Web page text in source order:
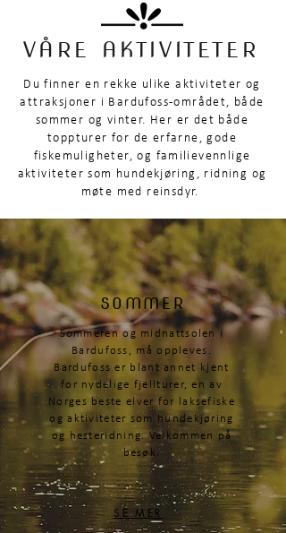
VÅRE AKTIVITETER
Du finner en rekke ulike aktiviteter og
attraksjoner i Bardufoss-området, både
sommer og vinter. Her er det både
toppturer for de erfarne, gode
fiskemuligheter, og familievennlige
aktiviteter som hundekjøring, ridning og
møte med reinsdyr.
SOMMER
SE MER
Sommeren og midnattsolen i
Bardufoss, må oppleves.
Bardufoss er blant annet kjent
for nydelige fjellturer, en av
Norges beste elver for laksefiske
og aktiviteter som hundekjøring
og hesteridning. Velkommen på
besøk.